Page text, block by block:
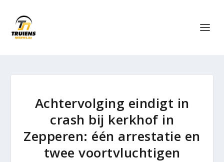
Achtervolging eindigt in
crash bij kerkhof in
Zepperen: één arrestatie en
twee voortvluchtigen